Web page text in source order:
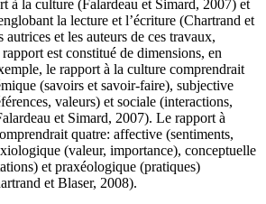
à la culture (Falardeau et Simard, 2007) et
la lecture et l’écriture (Chartrand et
et les auteurs de ces travaux,
est constitué de dimensions, en
le rapport à la culture comprendrait
(savoirs et savoir-faire), subjective
valeurs) et sociale (interactions,
et Simard, 2007). Le rapport à
quatre: affective (sentiments,
(valeur, importance), conceptuelle
et praxéologique (pratiques)
et Blaser, 2008).